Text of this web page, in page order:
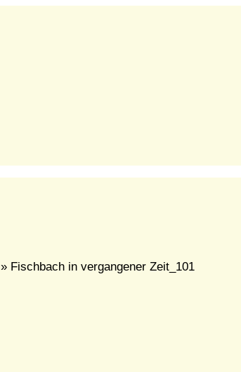
» Fischbach in vergangener Zeit_101